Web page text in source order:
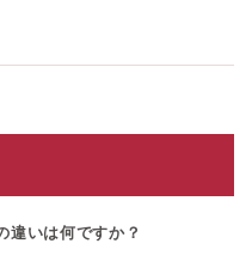
違いは何ですか？